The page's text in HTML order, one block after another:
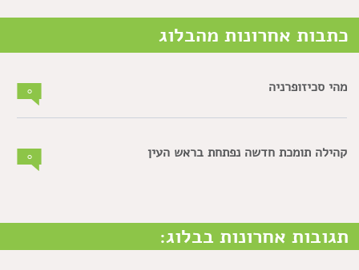
כתבות אחרונות מהבלוג
מהי סכיזופרניה
קהילה תומכת חדשה נפתחת בראש העין
תגובות אחרונות בבלוג: